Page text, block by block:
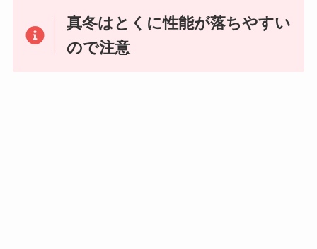
真冬はとくに性能が落ちやすい
ので注意